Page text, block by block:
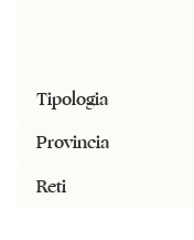
Tipologia
Provincia
Reti